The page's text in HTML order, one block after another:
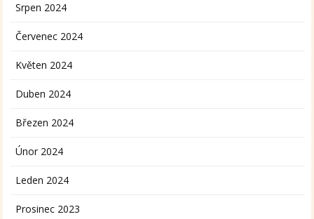
Srpen 2024
Červenec 2024
Květen 2024
Duben 2024
Březen 2024
Únor 2024
Leden 2024
Prosinec 2023